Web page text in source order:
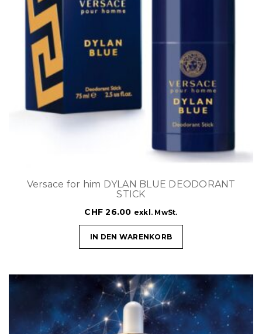
Versace for him DYLAN BLUE DEODORANT
STICK
CHF 26.00 exkl. MwSt.
IN DEN WARENKORB